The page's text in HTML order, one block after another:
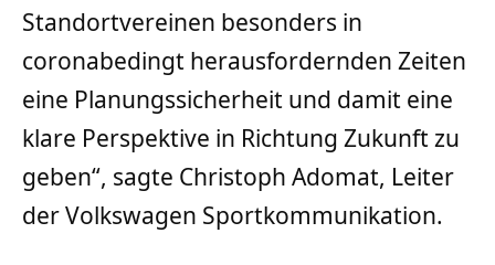
Standortvereinen besonders in
coronabedingt herausfordernden Zeiten
eine Planungssicherheit und damit eine
klare Perspektive in Richtung Zukunft zu
geben“, sagte Christoph Adomat, Leiter
der Volkswagen Sportkommunikation.